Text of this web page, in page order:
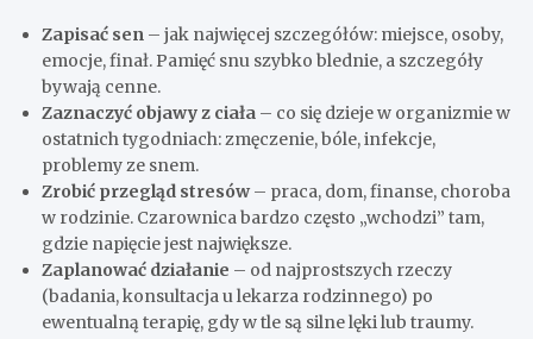
Zapisać sen – jak najwięcej szczegółów: miejsce, osoby,
emocje, finał. Pamięć snu szybko blednie, a szczegóły
bywają cenne.
Zaznaczyć objawy z ciała – co się dzieje w organizmie w
ostatnich tygodniach: zmęczenie, bóle, infekcje,
problemy ze snem.
Zrobić przegląd stresów– praca, dom, finanse, choroba
w rodzinie. Czarownica bardzo często „wchodzi” tam,
gdzie napięcie jest największe.
Zaplanować działanie – od najprostszych rzeczy
(badania, konsultacja u lekarza rodzinnego) po
ewentualną terapię, gdy w tle są silne lęki lub traumy.